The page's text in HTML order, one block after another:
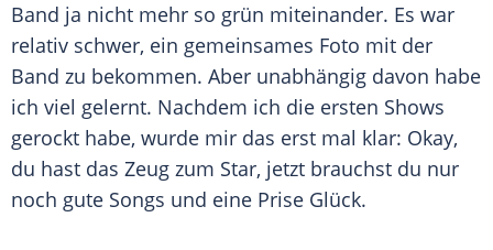
Band ja nicht mehr so grün miteinander. Es war
relativ schwer, ein gemeinsames Foto mit der
Band zu bekommen. Aber unabhängig davon habe
ich viel gelernt. Nachdem ich die ersten Shows
gerockt habe, wurde mir das erst mal klar: Okay,
du hast das Zeug zum Star, jetzt brauchst du nur
noch gute Songs und eine Prise Glück.